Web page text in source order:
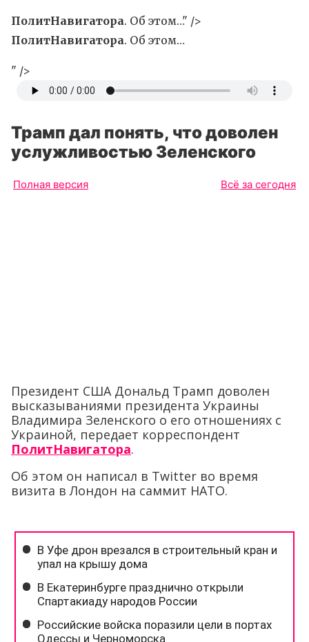
ПолитНавигатора. Об этом…" />
ПолитНавигатора. Об этом…
" />
Трамп дал понять, что доволен
услужливостью Зеленского
Полная версия Всё за сегодня
Президент США Дональд Трамп доволен
высказываниями президента Украины
Владимира Зеленского о его отношениях с
Украиной, передает корреспондент
ПолитНавигатора.
Об этом он написал в Twitter во время
визита в Лондон на саммит НАТО.